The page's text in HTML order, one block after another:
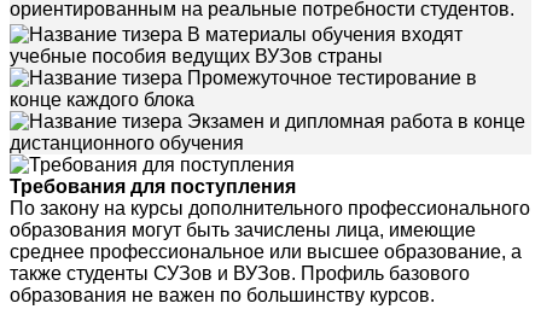
ориентированным на реальные потребности студентов.
В материалы обучения входят
учебные пособия ведущих ВУЗов страны
Промежуточное тестирование в
конце каждого блока
Экзамен и дипломная работа в конце
дистанционного обучения
Требования для поступления
По закону на курсы дополнительного профессионального
образования могут быть зачислены лица, имеющие
среднее профессиональное или высшее образование, а
также студенты СУЗов и ВУЗов. Профиль базового
образования не важен по большинству курсов.